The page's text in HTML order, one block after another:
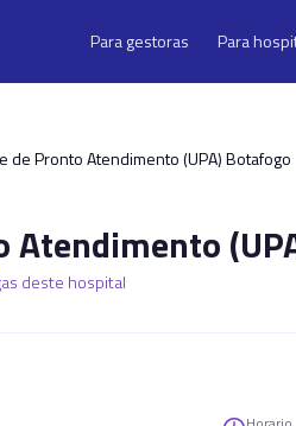
Para gestoras Para
de Pronto Atendimento (UPA) Botafogo
Atendimento
deste hospital